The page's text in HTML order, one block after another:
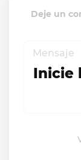
Deje un
Inicie